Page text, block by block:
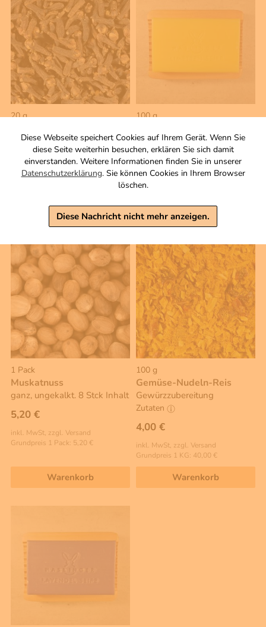
Diese Webseite speichert Cookies auf Ihrem Gerät. Wenn Sie
diese Seite weiterhin besuchen, erklären Sie sich damit
einverstanden. Weitere Informationen finden Sie in unserer
Datenschutzerklärung. Sie können Cookies in Ihrem Browser
löschen.
Diese Nachricht nicht mehr anzeigen.
20 g
Blüten, ganz.
2,50 €
inkl. MwSt, zzgl. Versand
Warenkorb
100 g
Zutaten
3,00 €
inkl. MwSt, zzgl. Versand
Grundpreis 1 KG: 30,00 €
Warenkorb
1 Pack
Muskatnuss
ganz, ungekalkt. 8 Stck Inhalt
5,20 €
inkl. MwSt, zzgl. Versand
Grundpreis 1 Pack: 5,20 €
Warenkorb
100 g
Gemüse-Nudeln-Reis
Gewürzzubereitung
Zutaten
4,00 €
inkl. MwSt, zzgl. Versand
Grundpreis 1 KG: 40,00 €
Warenkorb